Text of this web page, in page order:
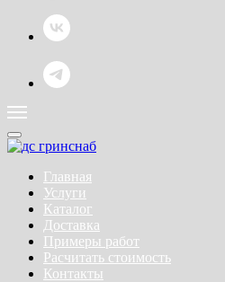
Главная
Услуги
Каталог
Доставка
Примеры работ
Расчитать стоимость
Контакты